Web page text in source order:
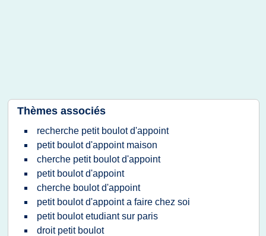
Thèmes associés
recherche petit boulot d'appoint
petit boulot d'appoint maison
cherche petit boulot d'appoint
petit boulot d'appoint
cherche boulot d'appoint
petit boulot d'appoint a faire chez soi
petit boulot etudiant sur paris
droit petit boulot